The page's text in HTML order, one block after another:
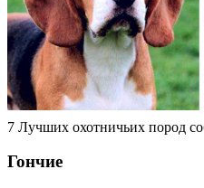
7 Лучших охотничьих пород
Гончие